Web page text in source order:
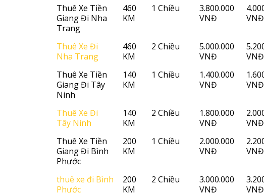
Thuê Xe Tiền
Giang Đi Nha
Trang
460
KM
1 Chiều
3.800.000
VNĐ
VNĐ
Thuê Xe Đi
Nha Trang
460
KM
2 Chiều
5.000.000
VNĐ
VNĐ
Thuê Xe Tiền
Giang Đi Tây
Ninh
140
KM
1 Chiều
1.400.000
VNĐ
VNĐ
Thuê Xe Đi
Tây Ninh
140
KM
2 Chiều
1.800.000
VNĐ
VNĐ
Thuê Xe Tiền
Giang Đi Bình
Phước
200
KM
1 Chiều
2.000.000
VNĐ
VNĐ
thuê xe đi Bình
Phước
200
KM
2 Chiều
3.000.000
VNĐ
VNĐ